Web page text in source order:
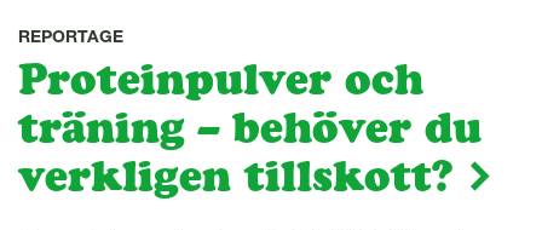
REPORTAGE
Proteinpulver och
träning – behöver du
verkligen tillskott?